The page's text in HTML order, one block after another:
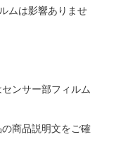
ムは影響ありませ
ンサー部フィルム
商品説明文をご確